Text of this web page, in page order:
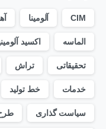
CIM آلومینا
الماسه اکسید
تحقیقاتی تراش
خدمات خط تولید
سیاست گذاری